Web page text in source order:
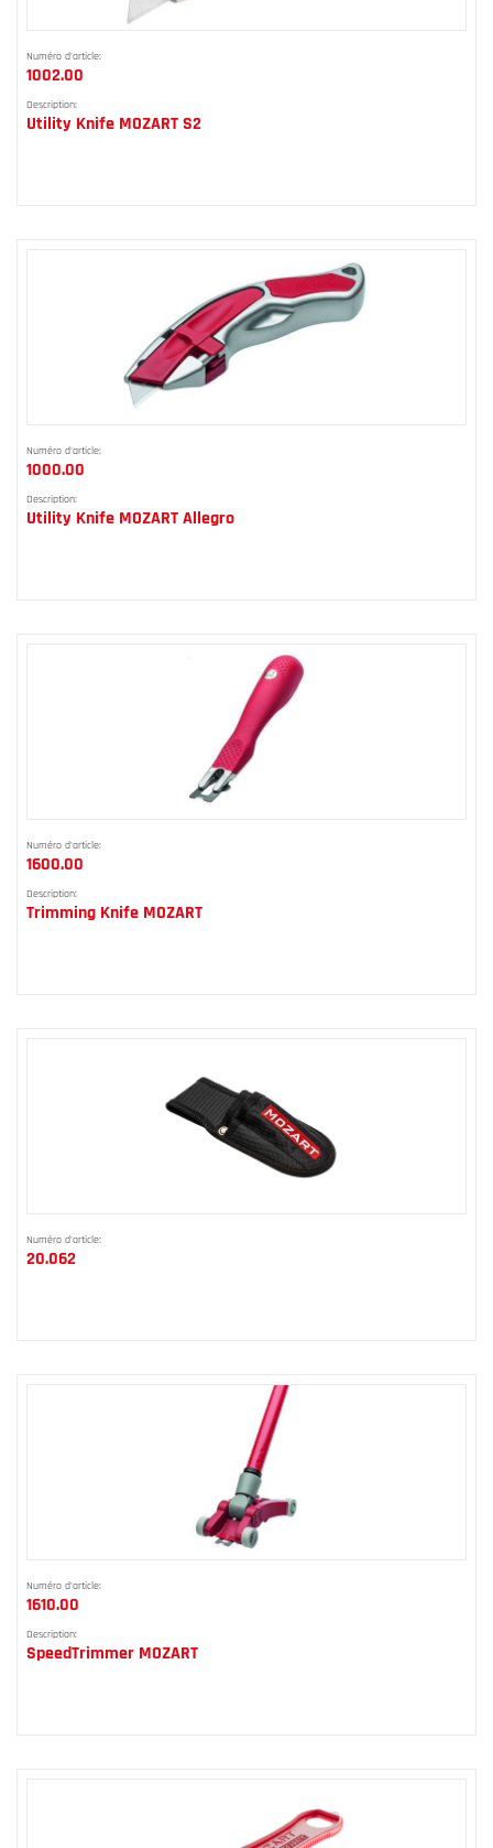
Numéro d'article:
1002.00
Description:
Utility Knife MOZART S2
Numéro d'article:
1000.00
Description:
Utility Knife MOZART Allegro
Numéro d'article:
1600.00
Description:
Trimming Knife MOZART
Numéro d'article:
20.062
Numéro d'article:
1610.00
Description:
SpeedTrimmer MOZART